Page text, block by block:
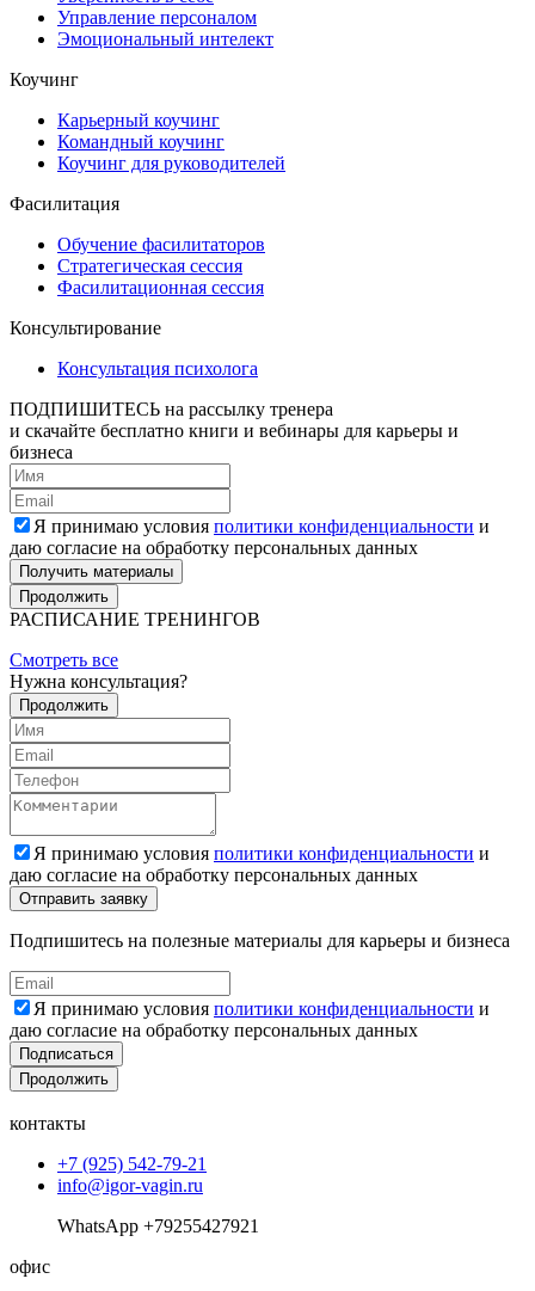
Управление персоналом
Эмоциональный интелект
Коучинг
Карьерный коучинг
Командный коучинг
Коучинг для руководителей
Фасилитация
Обучение фасилитаторов
Стратегическая сессия
Фасилитационная сессия
Консультирование
Консультация психолога
ПОДПИШИТЕСЬ на рассылку тренера
и скачайте бесплатно книги и вебинары для карьеры и
бизнеса
Я принимаю условия политики конфиденциальности и
даю согласие на обработку персональных данных
Получить материалы
Продолжить
РАСПИСАНИЕ ТРЕНИНГОВ
Смотреть все
Нужна консультация?
Продолжить
Я принимаю условия политики конфиденциальности и
даю согласие на обработку персональных данных
Подпишитесь на полезные материалы для карьеры и бизнеса
Я принимаю условия политики конфиденциальности и
даю согласие на обработку персональных данных
Подписаться
Продолжить
контакты
+7 (925) 542-79-21
info@igor-vagin.ru
WhatsApp +79255427921
офис